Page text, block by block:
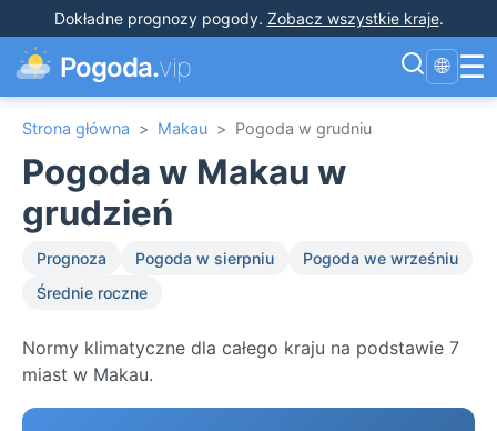
Dokładne prognozy pogody. Zobacz wszystkie kraje.
Pogoda.vip 🌐 ☰
Strona główna > Makau > Pogoda w grudniu
Pogoda w Makau w
grudzień
Prognoza Pogoda w sierpniu
Pogoda we wrześniu
Średnie roczne
Normy klimatyczne dla całego kraju na podstawie 7
miast w Makau.